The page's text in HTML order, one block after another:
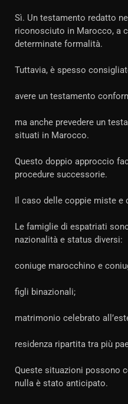
Sì. Un testamento redatto
riconosciuto in Marocco, a
determinate formalità.
Tuttavia, è spesso
avere un testamento
ma anche prevedere un
situati in Marocco.
Questo doppio approccio
procedure successorie.
Il caso delle coppie miste e
Le famiglie di espatriati
nazionalità e status diversi:
coniuge marocchino e
figli binazionali;
matrimonio celebrato
residenza ripartita tra più
Queste situazioni possono
nulla è stato anticipato.